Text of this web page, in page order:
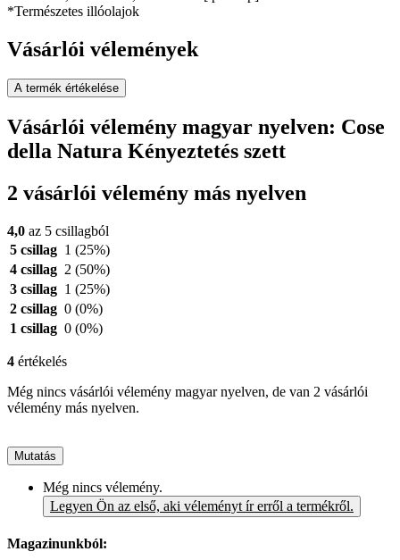
*Természetes illóolajok
Vásárlói vélemények
A termék értékelése
Vásárlói vélemény magyar nyelven: Cose
della Natura Kényeztetés szett
2 vásárlói vélemény más nyelven
4,0 az 5 csillagból
5 csillag 1 (25%)
4 csillag 2 (50%)
3 csillag 1 (25%)
2 csillag 0 (0%)
1 csillag 0 (0%)
4 értékelés
Még nincs vásárlói vélemény magyar nyelven, de van 2 vásárlói
vélemény más nyelven.
Mutatás
Még nincs vélemény.
Legyen Ön az első, aki véleményt ír erről a termékről.
Magazinunkból: